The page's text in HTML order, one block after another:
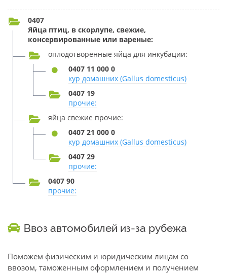
0407
Яйца птиц, в скорлупе, свежие,
консервированные или вареные:
оплодотворенные яйца для инкубации:
0407 11 000 0
кур домашних (Gallus domesticus)
0407 19
прочие:
яйца свежие прочие:
0407 21 000 0
кур домашних (Gallus domesticus)
0407 29
прочие:
0407 90
прочие:
Ввоз автомобилей из-за рубежа
Поможем физическим и юридическим лицам со
ввозом, таможенным оформлением и получением